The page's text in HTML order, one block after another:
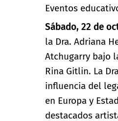
Eventos
Sábado, 22 de
la Dra. Adriana
Atchugarry bajo
Rina Gitlin. La
influencia del
en Europa y
destacados